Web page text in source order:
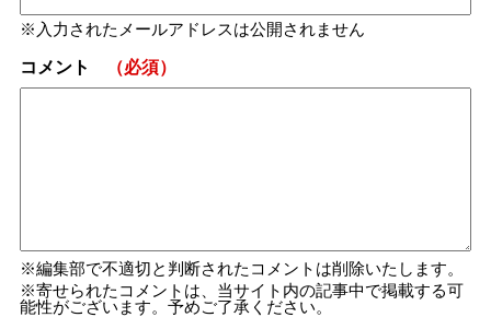
入力されたメールアドレスは公開されません
コメント （必須）
編集部で不適切と判断されたコメントは削除いたします。
寄せられたコメントは、当サイト内の記事中で掲載する可
能性がございます。予めご了承ください。